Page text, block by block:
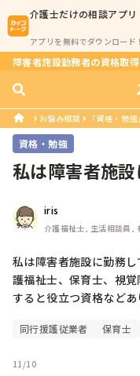
介護士だけの相談アプリ
アプリを無料でダウンロード！
障害者施設勤務者の資格取
お悩み相談 「資格・勉
資格・勉強
私は障害者施
iris
介護福祉士, 生活相談員,
私は障害者施設に勤務
護福祉士、保育士、視
すると役立つ資格などあ
同行援護従業者 保育士
11/10